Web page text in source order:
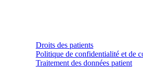
Droits des patients
Politique de confidentialité et de
Traitement des données patient